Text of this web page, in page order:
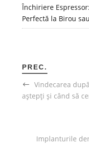
Închiriere
Perfectă la Birou
PREC.
Vindecarea
aștepți și când să
Implanturile